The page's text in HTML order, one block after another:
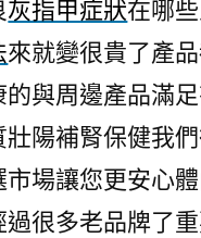
病
的
男
士
治
陽
痿
灰指甲症狀在哪
來就變很貴了產
的與周邊產品滿
壯陽補腎保健我
市場讓您更安心
很多老品牌了